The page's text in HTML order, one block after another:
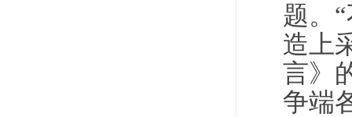
题。
造上
言》
争端